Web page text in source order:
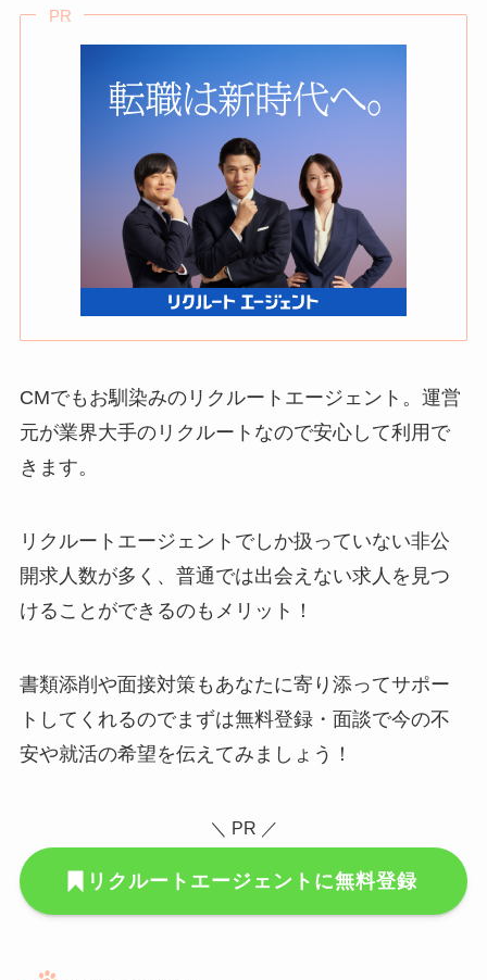
PR
CMでもお馴染みのリクルートエージェント。運営
元が業界大手のリクルートなので安心して利用で
きます。
リクルートエージェントでしか扱っていない非公
開求人数が多く、普通では出会えない求人を見つ
けることができるのもメリット！
書類添削や面接対策もあなたに寄り添ってサポー
トしてくれるのでまずは無料登録・面談で今の不
安や就活の希望を伝えてみましょう！
＼ PR ／
リクルートエージェントに無料登録